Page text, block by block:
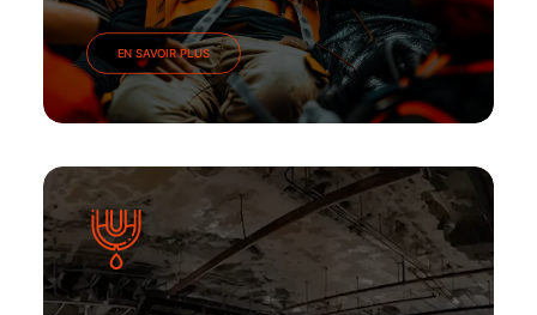
EN SAVOIR PLUS